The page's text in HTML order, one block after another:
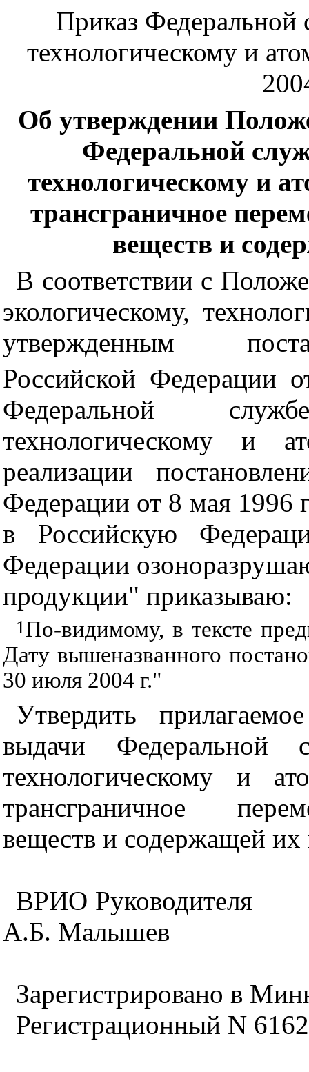
Приказ Федеральной
технологическому и
Об утверждении
Федеральной
технологическому и
трансграничное
веществ и
В соответствии с
экологическому,
утвержденным
Российской Федерации
Федеральной
технологическому и
реализации
Федерации от 8 мая 1996
в Российскую
Федерации
продукции" приказываю:
1По-видимому, в тексте
Дату вышеназванного
30 июля 2004 г."
Утвердить
выдачи Федеральной
технологическому и
трансграничное
веществ и содержащей
ВРИО Руководителя
А.Б. Малышев
Зарегистрировано в
Регистрационный N 6162